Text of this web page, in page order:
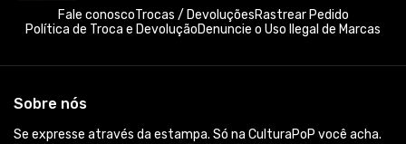
Fale conoscoTrocas / DevoluçõesRastrear Pedido
Política de Troca e DevoluçãoDenuncie o Uso Ilegal de Marcas
Sobre nós
Se expresse através da estampa. Só na CulturaPoP você acha.